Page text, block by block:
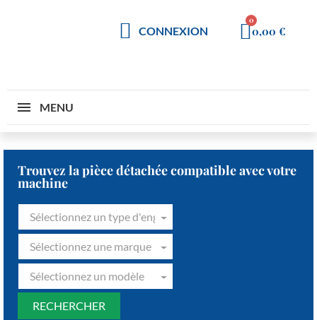
CONNEXION 0,00 €
MENU
Trouvez la pièce détachée compatible avec votre
machine
Sélectionnez un type d'engin
Sélectionnez une marque
Sélectionnez un modèle